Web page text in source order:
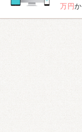
万円